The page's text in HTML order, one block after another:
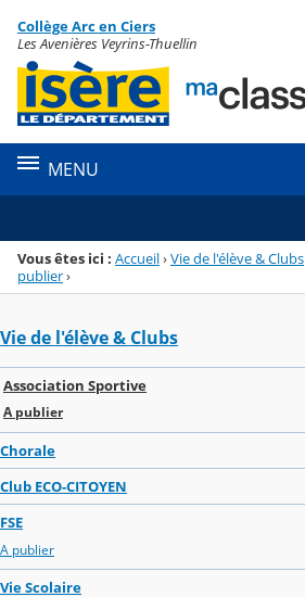
Menu de la rubrique
Contenu
Collège Arc en Ciers
Les Avenières Veyrins-Thuellin
MENU
Vous êtes ici : Accueil›Vie de l'élève & Clubs
publier›
Vie de l'élève & Clubs
Association Sportive
A publier
Chorale
Club ECO-CITOYEN
FSE
A publier
Vie Scolaire